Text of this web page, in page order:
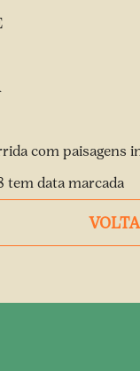
com paisagens
tem data marcada